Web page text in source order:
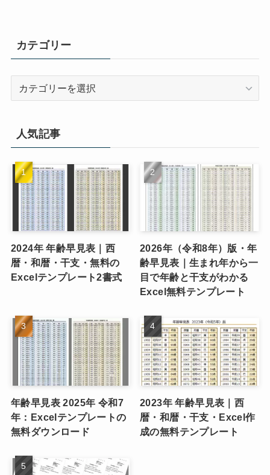
カテゴリー
ー
人気記事
2024年 年齢早見表｜西
暦・和暦・干支・無料の
Excelテンプレート2書式
2026年（令和8年）版・年
齢早見表｜生まれ年から一
目で年齢と干支がわかる
Excel無料テンプレート
年齢早見表 2025年 令和7
年：Excelテンプレートの
無料ダウンロード
2023年 年齢早見表｜西
暦・和暦・干支・Excel作
成の無料テンプレート